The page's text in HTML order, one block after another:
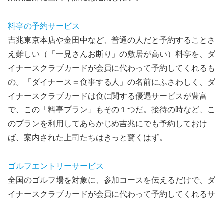
料亭の予約サービス
吉兆東京本店や金田中など、普通の人だと予約することさ
え難しい（「一見さんお断り」の敷居が高い）料亭を、ダ
イナースクラブカードが会員に代わって予約してくれるも
の。「ダイナース＝食事する人」の名前にふさわしく、ダ
イナースクラブカードは食に関する優遇サービスが豊富
で、この「料亭プラン」もその１つだ。接待の時など、こ
のプランを利用してあらかじめ吉兆にでも予約しておけ
ば、案内された上司たちはきっと驚くはず。
ゴルフエントリーサービス
全国のゴルフ場を対象に、参加コースを伝えるだけで、ダ
イナースクラブカードが会員に代わって予約してくれるサ